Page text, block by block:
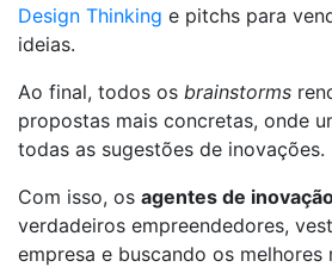
Design Thinking e pitchs para
ideias.
Ao final, todos os brainstorms
propostas mais concretas, onde
todas as sugestões de inovações.
Com isso, os agentes de
verdadeiros empreendedores,
empresa e buscando os melhores